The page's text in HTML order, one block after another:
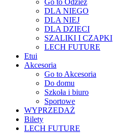
Go to Odzież
DLA NIEGO
DLA NIEJ
DLA DZIECI
SZALIKI I CZAPKI
LECH FUTURE
Etui
Akcesoria
Go to Akcesoria
Do domu
Szkoła i biuro
Sportowe
WYPRZEDAŻ
Bilety
LECH FUTURE